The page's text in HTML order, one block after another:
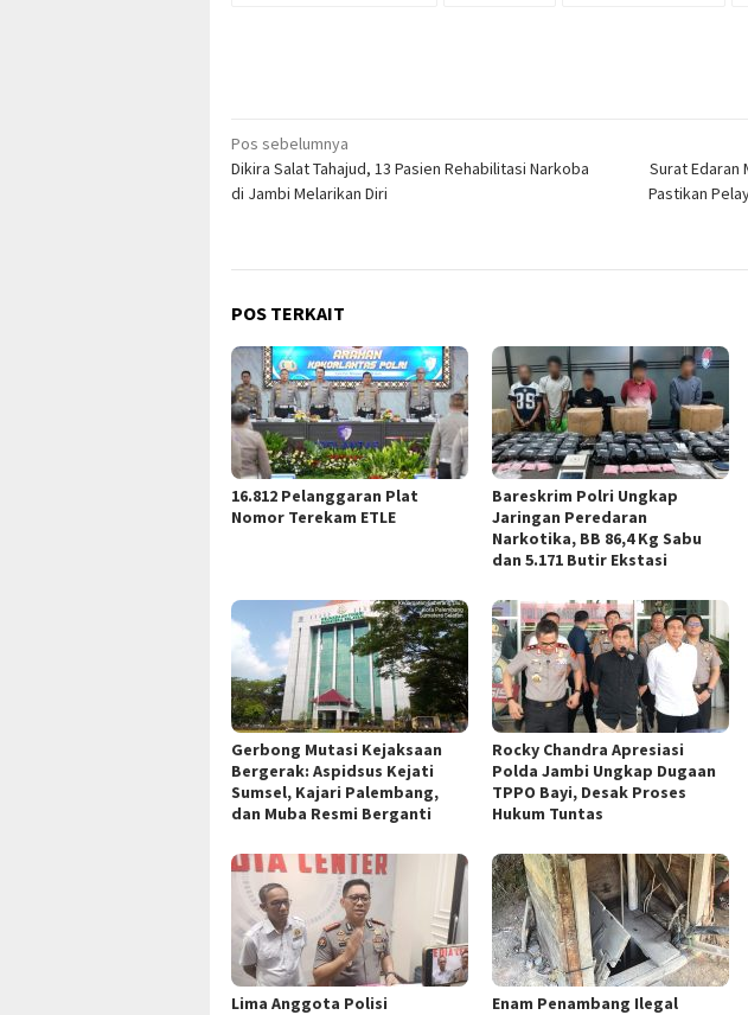
Navigasi
pos
Pos sebelumnya
Dikira Salat Tahajud, 13 Pasien Rehabilitasi Narkoba
di Jambi Melarikan Diri
Surat Edaran
Pastikan
POS TERKAIT
16.812 Pelanggaran Plat
Nomor Terekam ETLE
Bareskrim Polri Ungkap
Jaringan Peredaran
Narkotika, BB 86,4 Kg Sabu
dan 5.171 Butir Ekstasi
Gerbong Mutasi Kejaksaan
Bergerak: Aspidsus Kejati
Sumsel, Kajari Palembang,
dan Muba Resmi Berganti
Rocky Chandra Apresiasi
Polda Jambi Ungkap Dugaan
TPPO Bayi, Desak Proses
Hukum Tuntas
Lima Anggota Polisi
Enam Penambang Ilegal